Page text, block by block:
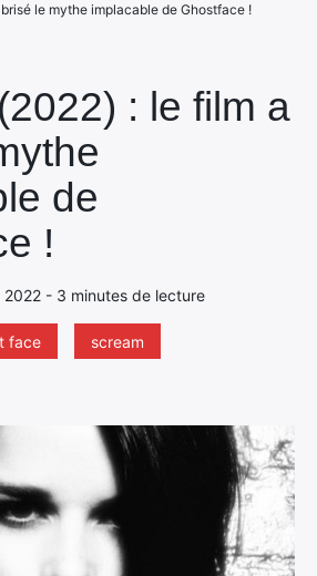
: le film a
de
!
- 3 minutes de lecture
face scream
le mythe implacable de Ghostface !